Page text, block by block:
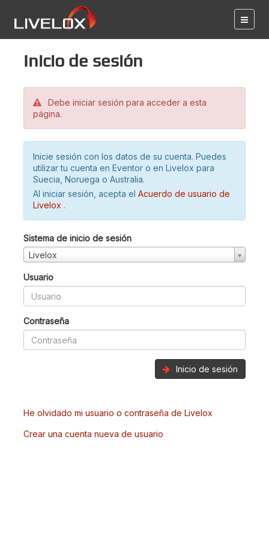
Inicio de sesión
Debe iniciar sesión para acceder a esta
página.
Inicie sesión con los datos de su cuenta. Puedes
utilizar tu cuenta en Eventor o en Livelox para
Suecia, Noruega o Australia.
Al iniciar sesión, acepta el Acuerdo de usuario de
Livelox .
Sistema de inicio de sesión
Livelox
Usuario
Contraseña
Inicio de sesión
He olvidado mi usuario o contraseña de Livelox
Crear una cuenta nueva de usuario